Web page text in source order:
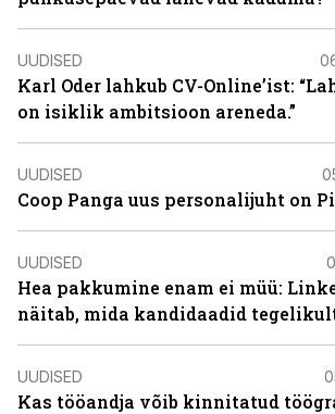
UUDISED
Karl Oder lahkub CV-Online’ist:
on isiklik ambitsioon areneda.”
UUDISED
Coop Panga uus personalijuht on
UUDISED
Hea pakkumine enam ei müü:
näitab, mida kandidaadid
UUDISED
Kas tööandja võib kinnitatud